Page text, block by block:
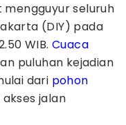
seluruh
(DIY) pada
WIB. Cuaca
puluhan kejadian
dari pohon
jalan